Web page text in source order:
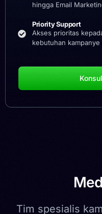
hingga Email
Priority Support
Akses prioritas
kebutuhan kampanye
Tim spesialis